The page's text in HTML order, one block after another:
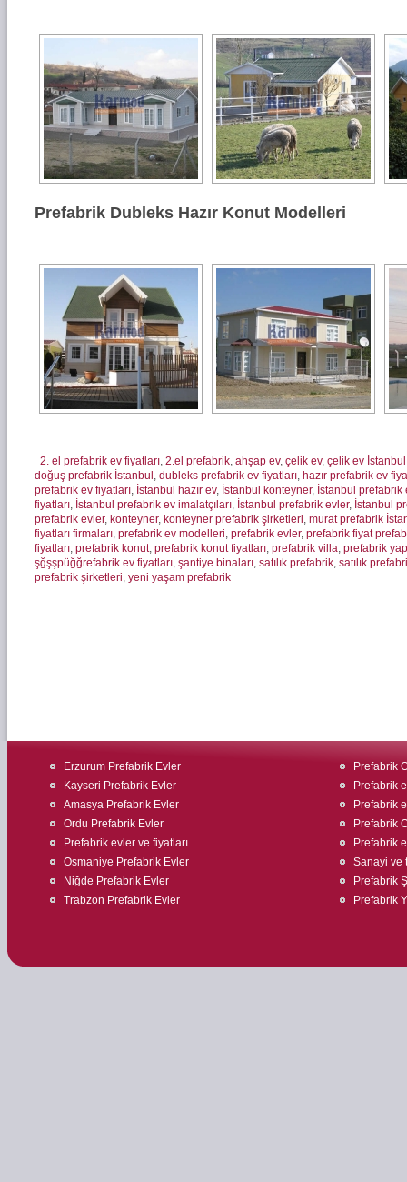
Prefabrik Dubleks Hazır Konut Modelleri
2. el prefabrik ev fiyatları, 2.el prefabrik, ahşap ev, çelik ev, çelik ev İstanbul
doğuş prefabrik İstanbul , dubleks prefabrik ev fiyatları, hazır prefabrik ev
prefabrik ev fiyatları, İstanbul hazır ev, İstanbul konteyner, İstanbul prefabrik
fiyatları, İstanbul prefabrik ev imalatçıları, İstanbul prefabrik evler, İstanbul
prefabrik evler, konteyner, konteyner prefabrik şirketleri, murat prefabrik
fiyatları firmaları, prefabrik ev modelleri, prefabrik evler, prefabrik fiyat
fiyatları, prefabrik konut, prefabrik konut fiyatları, prefabrik villa, prefabrik
şğşşpüğğrefabrik ev fiyatları, şantiye binaları, satılık prefabrik, satılık
prefabrik şirketleri, yeni yaşam prefabrik
Erzurum Prefabrik Evler
Kayseri Prefabrik Evler
Amasya Prefabrik Evler
Ordu Prefabrik Evler
Prefabrik evler ve fiyatları
Osmaniye Prefabrik Evler
Niğde Prefabrik Evler
Trabzon Prefabrik Evler
Prefabrik
Prefabrik
Prefabrik
Prefabrik
Prefabrik
Sanayi ve
Prefabrik
Prefabrik